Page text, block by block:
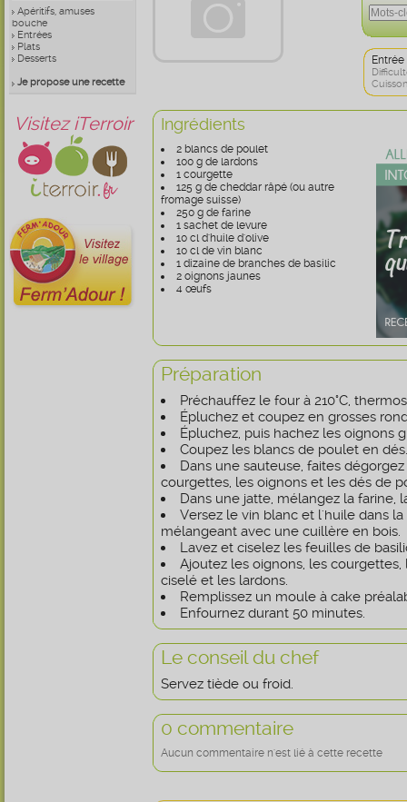
Apéritifs, amuses
bouche
Entrées
Plats
Desserts
Je propose une recette
Visitez iTerroir
Entrée
Ingrédients
2 blancs de poulet
100 g de lardons
1 courgette
125 g de cheddar râpé (ou autre
fromage suisse)
250 g de farine
1 sachet de levure
10 cl d'huile d'olive
10 cl de vin blanc
1 dizaine de branches de basilic
2 oignons jaunes
4 œufs
Préparation
Préchauffez le four à 210°C,
Épluchez et coupez en grosses
Épluchez, puis hachez les oignons
Coupez les blancs de poulet en dés.
Dans une sauteuse, faites
courgettes, les oignons et les dés de
Dans une jatte, mélangez la
Versez le vin blanc et l'huile dans
mélangeant avec une cuillère en bois.
Lavez et ciselez les feuilles de
Ajoutez les oignons, les
ciselé et les lardons.
Remplissez un moule à cake
Enfournez durant 50 minutes.
Le conseil du chef
Servez tiède ou froid.
0 commentaire
Aucun commentaire n'est lié à cette recette